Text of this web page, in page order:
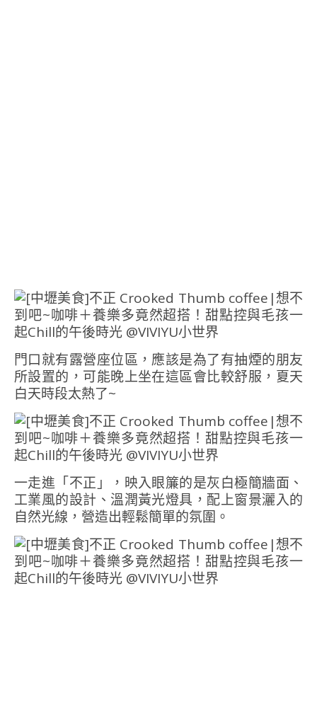
門口就有露營座位區，應該是為了有抽煙的朋友
所設置的，可能晚上坐在這區會比較舒服，夏天
白天時段太熱了~
一走進「不正」，映入眼簾的是灰白極簡牆面、
工業風的設計、溫潤黃光燈具，配上窗景灑入的
自然光線，營造出輕鬆簡單的氛圍。